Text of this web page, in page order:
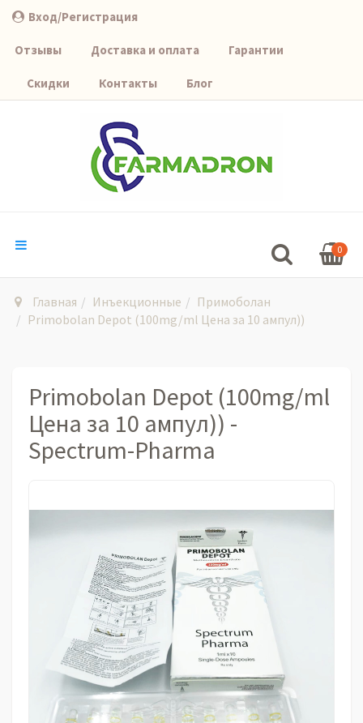
Вход/Регистрация
Отзывы Доставка и оплата Гарантии
Скидки Контакты Блог
0
Главная Инъекционные
Примоболан
Primobolan Depot (100mg/ml Цена за 10 ампул))
Primobolan Depot (100mg/ml
Цена за 10 ампул)) -
Spectrum-Pharma